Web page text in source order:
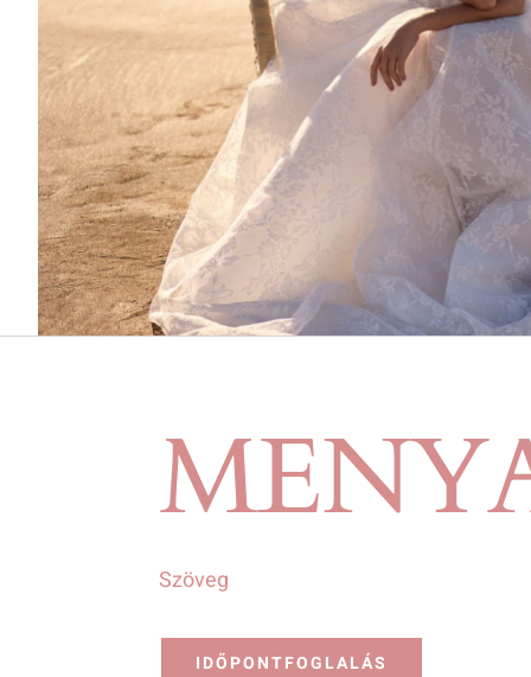
Szöveg
IDŐPONTFOGLALÁS